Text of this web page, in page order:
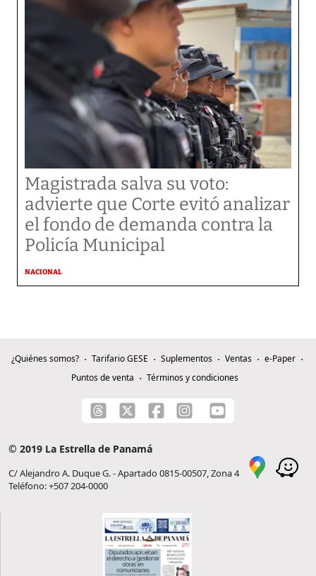
Magistrada salva su voto:
advierte que Corte evitó analizar
el fondo de demanda contra la
Policía Municipal
NACIONAL
¿Quiénes somos? Tarifario GESE Suplementos Ventas
e-Paper
Puntos de venta
Términos y condiciones
© 2019 La Estrella de Panamá
C/ Alejandro A. Duque G. - Apartado 0815-00507, Zona 4
Teléfono: +507 204-0000